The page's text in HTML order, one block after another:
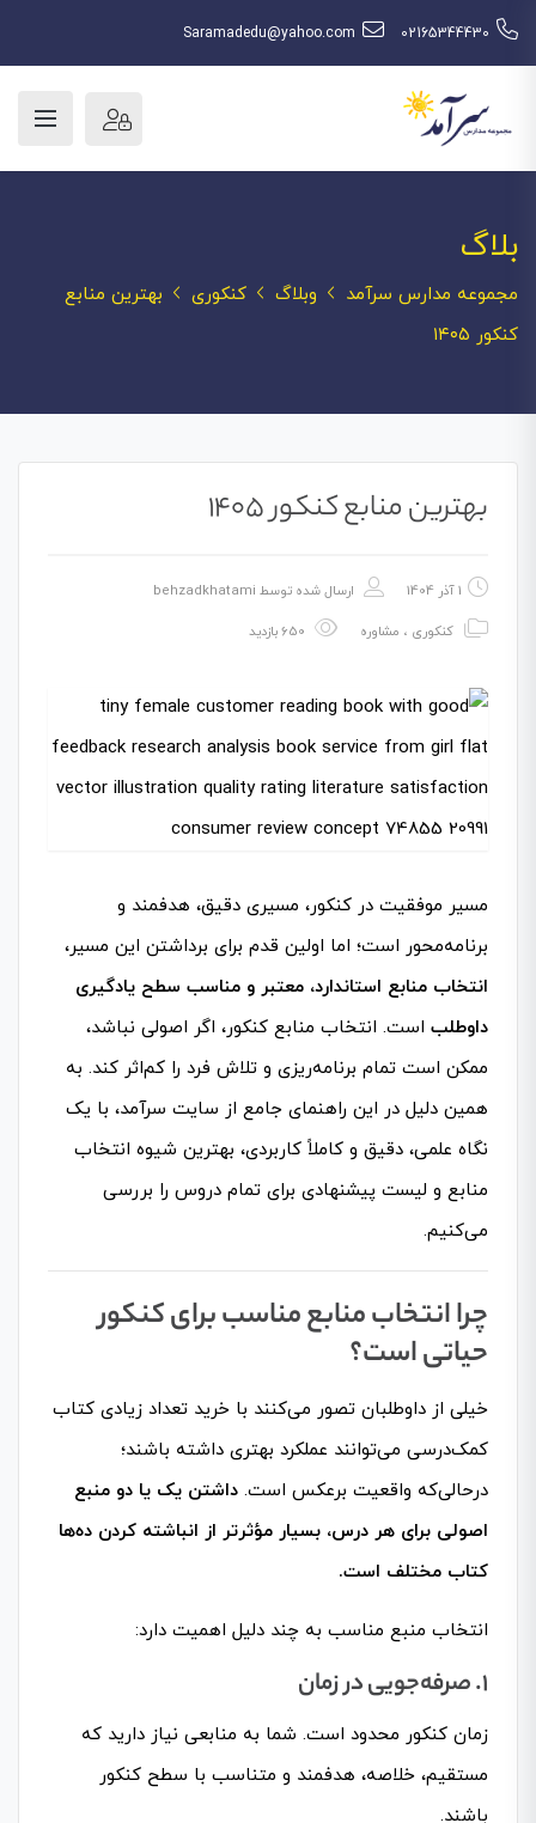
02165344430
Saramadedu@yahoo.com
بلاگ
مجموعه مدارس سرآمد وبلاگ کنکوری
بهترین منابع
کنکور ۱۴۰۵
بهترین منابع کنکور ۱۴۰۵
1 آذر 1404 ارسال شده توسط behzadkhatami
کنکوری ، مشاوره
مسیر موفقیت در کنکور، مسیری دقیق، هدفمند و
برنامه‌محور است؛ اما اولین قدم برای برداشتن این مسیر،
انتخاب منابع استاندارد، معتبر و مناسب سطح یادگیری
داوطلب است. انتخاب منابع کنکور، اگر اصولی نباشد،
ممکن است تمام برنامه‌ریزی و تلاش فرد را کم‌اثر کند. به
همین دلیل در این راهنمای جامع از سایت سرآمد، با یک
نگاه علمی، دقیق و کاملاً کاربردی، بهترین شیوه انتخاب
منابع و لیست پیشنهادی برای تمام دروس را بررسی
می‌کنیم.
چرا انتخاب منابع مناسب برای کنکور
حیاتی است؟
خیلی از داوطلبان تصور می‌کنند با خرید تعداد زیادی کتاب
کمک‌درسی می‌توانند عملکرد بهتری داشته باشند؛
درحالی‌که واقعیت برعکس است. داشتن یک یا دو منبع
اصولی برای هر درس، بسیار مؤثرتر از انباشته کردن ده‌ها
کتاب مختلف است.
انتخاب منبع مناسب به چند دلیل اهمیت دارد:
۱. صرفه‌جویی در زمان
زمان کنکور محدود است. شما به منابعی نیاز دارید که
مستقیم، خلاصه، هدفمند و متناسب با سطح کنکور
باشند.